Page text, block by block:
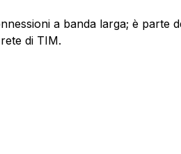
a banda larga; è parte
di TIM.